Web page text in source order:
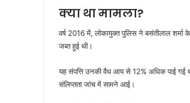
क्या था मामला?
वर्ष 2016 में, लोकायुक्त पुलिस ने बसंतीलाल शर्मा
जब्त हुई थी।
यह संपत्ति उनकी वैध आय से 12% अधिक पाई गई
संलिप्तता जांच में सामने आई।